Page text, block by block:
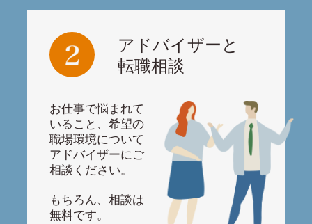
アドバイザーと
転職相談
お仕事で悩まれて
いること、希望の
職場環境について
アドバイザーにご
相談ください。
もちろん、相談は
無料です。